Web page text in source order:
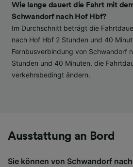
Wie lange dauert die Fahrt mit
Schwandorf nach Hof Hbf?
Im Durchschnitt beträgt die
nach Hof Hbf 2 Stunden und 40
Fernbusverbindung von Schwandorf
Stunden und 40 Minuten, die
verkehrsbedingt ändern.
Ausstattung an Bord
Sie können von Schwandorf
Verwendung genauer
Endgeräteeigenschaften zur
aktiv abfragen. Speichern
Informationen auf einem
Personalisierte Werbung und
von Werbeleistung und der
Inhalten,
Entwicklung und